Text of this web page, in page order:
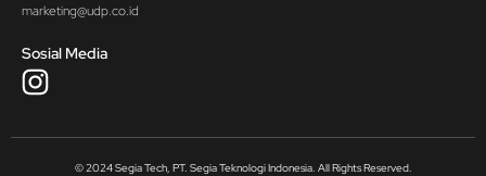
marketing@udp.co.id
Sosial Media
© 2024 Segia Tech, PT. Segia Teknologi Indonesia. All Rights Reserved.